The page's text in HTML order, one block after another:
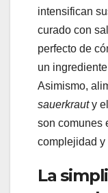
intensifican
curado con
perfecto de
un
Asimismo,
sauerkrauty el
son comunes
complejidad y
La